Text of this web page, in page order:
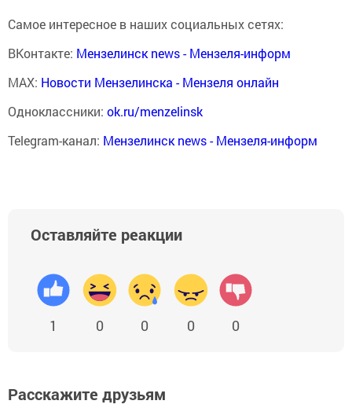
Самое интересное в наших социальных сетях:
ВКонтакте: Мензелинск news - Мензеля-информ
MAX: Новости Мензелинска - Мензеля онлайн
Одноклассники: ok.ru/menzelinsk
Telegram-канал: Мензелинск news - Мензеля-информ
Оставляйте реакции
1 0 0 0 0
Расскажите друзьям